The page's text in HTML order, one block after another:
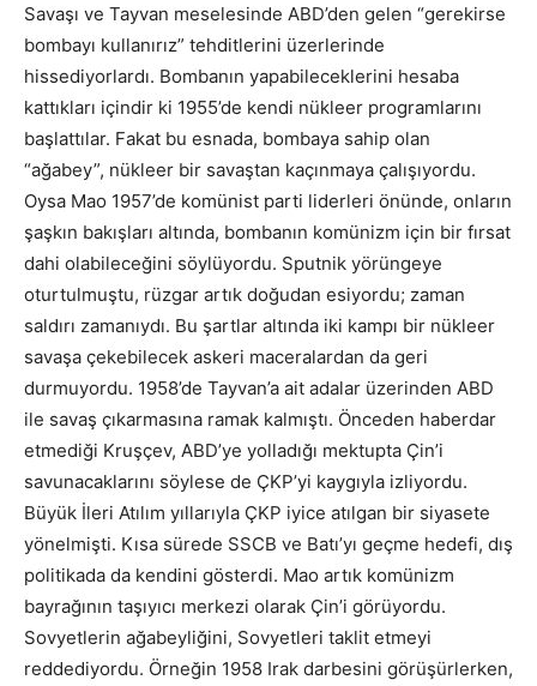
Savaşı ve Tayvan meselesinde ABD’den gelen “gerekirse
bombayı kullanırız” tehditlerini üzerlerinde
hissediyorlardı. Bombanın yapabileceklerini hesaba
kattıkları içindir ki 1955’de kendi nükleer programlarını
başlattılar. Fakat bu esnada, bombaya sahip olan
“ağabey”, nükleer bir savaştan kaçınmaya çalışıyordu.
Oysa Mao 1957’de komünist parti liderleri önünde, onların
şaşkın bakışları altında, bombanın komünizm için bir fırsat
dahi olabileceğini söylüyordu. Sputnik yörüngeye
oturtulmuştu, rüzgar artık doğudan esiyordu; zaman
saldırı zamanıydı. Bu şartlar altında iki kampı bir nükleer
savaşa çekebilecek askeri maceralardan da geri
durmuyordu. 1958’de Tayvan’a ait adalar üzerinden ABD
ile savaş çıkarmasına ramak kalmıştı. Önceden haberdar
etmediği Kruşçev, ABD’ye yolladığı mektupta Çin’i
savunacaklarını söylese de ÇKP’yi kaygıyla izliyordu.
Büyük İleri Atılım yıllarıyla ÇKP iyice atılgan bir siyasete
yönelmişti. Kısa sürede SSCB ve Batı’yı geçme hedefi, dış
politikada da kendini gösterdi. Mao artık komünizm
bayrağının taşıyıcı merkezi olarak Çin’i görüyordu.
Sovyetlerin ağabeyliğini, Sovyetleri taklit etmeyi
reddediyordu. Örneğin 1958 Irak darbesini görüşürlerken,